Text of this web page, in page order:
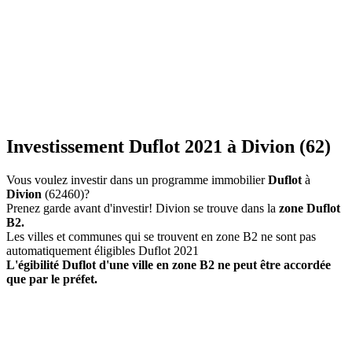
Investissement Duflot 2021 à Divion (62)
Vous voulez investir dans un programme immobilierDuflot à
Divion (62460)?
Prenez garde avant d'investir! Divion se trouve dans la zone Duflot
B2.
Les villes et communes qui se trouvent en zone B2 ne sont pas
automatiquement éligibles Duflot 2021
L'égibilité Duflot d'une ville en zone B2 ne peut être accordée
que par le préfet.